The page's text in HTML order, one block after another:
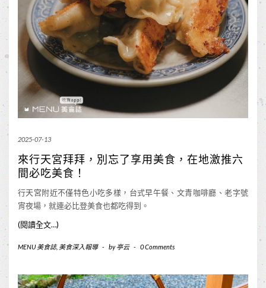
2025-07-13
來行天宮拜拜，別忘了享用美食，在地激推六
間必吃美食！
行天宮附近不僅特色小吃多樣，台式早午餐、文青咖啡廳、老字號
宵夜場，就連必比登美食也都吃得到。
(閱讀全文…)
MENU 美食誌, 美食深入報導 - by亭云 - 0 Comments